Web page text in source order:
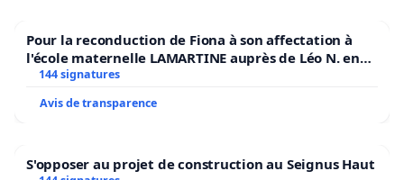
gens nous faisaient vivre et leur disparition nous
fera crever.
Par votre faute monsieur Legault.
Québec l’un des pires endroits où vivre en
Pour la reconduction de Fiona à son affectation à
l'école maternelle LAMARTINE auprès de Léo N. en
2026/2027
144 signatures
Avis de transparence
S'opposer au projet de construction au Seignus Haut